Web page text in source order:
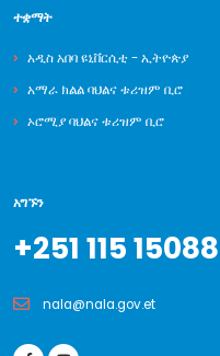
ተቋማት
አዲስ አበባ ዩኒቨርሲቲ - ኢትዮጵያ
አማራ ክልል ባህልና ቱሪዝም ቢሮ
ኦሮሚያ ባህልና ቱሪዝም ቢሮ
አግኙን
+251 115
nala@nala.gov.et